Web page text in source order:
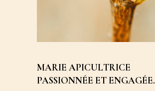
MARIE APICULTRICE
PASSIONNÉE ET ENGAGÉE.